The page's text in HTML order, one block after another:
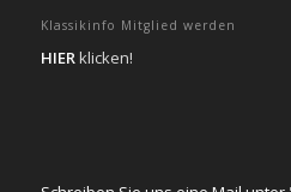
Klassikinfo Mitglied werden
HIERklicken!